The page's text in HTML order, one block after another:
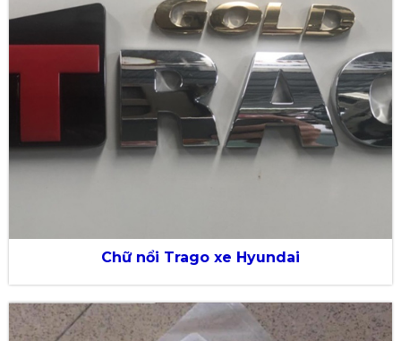
Chữ nổi Trago xe Hyundai